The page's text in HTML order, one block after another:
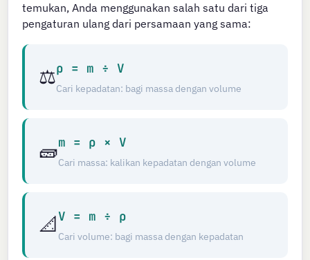
temukan, Anda menggunakan salah satu dari tiga
pengaturan ulang dari persamaan yang sama:
⚖️ρ = m ÷ V
Cari kepadatan: bagi massa dengan volume
🧱m = ρ × V
Cari massa: kalikan kepadatan dengan volume
📐V = m ÷ ρ
Cari volume: bagi massa dengan kepadatan